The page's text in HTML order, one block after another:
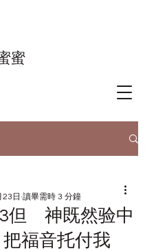
蜜
但 神既然验中
福音托付我
日 讀畢需時 3 分鐘